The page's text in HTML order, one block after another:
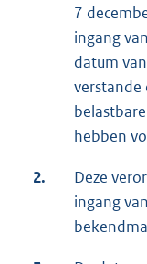
7
ingang
datum
verstande
hebben
2.
Deze
ingang